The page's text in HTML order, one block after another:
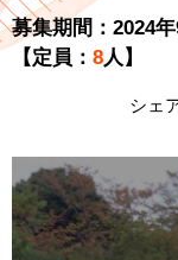
募集期間：2024
【定員： 8人】
シェ